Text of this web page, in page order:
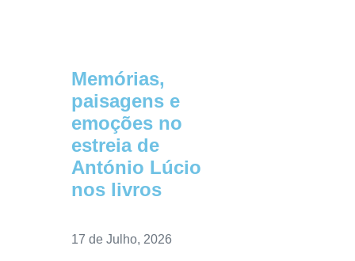
Memórias,
paisagens e
emoções no
estreia de
António Lúcio
nos livros
17 de Julho, 2026